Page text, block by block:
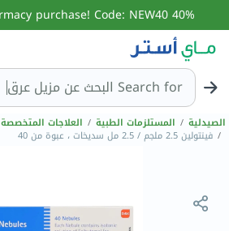
40% off 1st online pharmacy purchase! Code: NEW40
Search for البحث عن مزيل
الصيدلية / المستلزمات الطبية / العلاجات المتخصصة
/ فينتولين 2.5 ملجم / 2.5 مل سديخات ، عبوة من 40